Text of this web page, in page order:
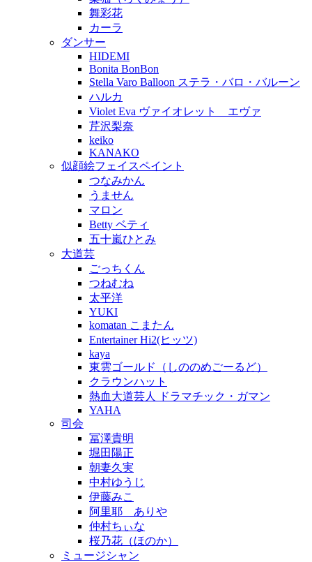
舞彩花
カーラ
ダンサー
HIDEMI
Bonita BonBon
Stella Varo Balloon ステラ・バロ・バルーン
ハルカ
Violet Eva ヴァイオレット エヴァ
芹沢梨奈
keiko
KANAKO
似顔絵フェイスペイント
つなみかん
うません
マロン
Betty ベティ
五十嵐ひとみ
大道芸
ごっちくん
つねむね
太平洋
YUKI
komatan こまたん
Entertainer Hi2(ヒッツ)
kaya
東雲ゴールド（しののめごーるど）
クラウンハット
熱血大道芸人 ドラマチック・ガマン
YAHA
司会
冨澤貴明
堀田陽正
朝妻久実
中村ゆうじ
伊藤みこ
阿里耶 ありや
仲村ちぃな
桜乃花（ほのか）
ミュージシャン